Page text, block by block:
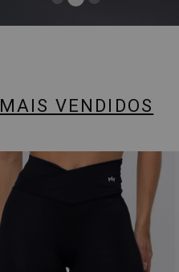
MAIS VENDIDOS